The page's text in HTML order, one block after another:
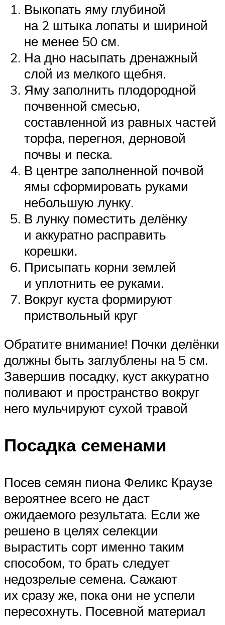
Выкопать яму глубиной
на 2 штыка лопаты и шириной
не менее 50 см.
На дно насыпать дренажный
слой из мелкого щебня.
Яму заполнить плодородной
почвенной смесью,
составленной из равных частей
торфа, перегноя, дерновой
почвы и песка.
В центре заполненной почвой
ямы сформировать руками
небольшую лунку.
В лунку поместить делёнку
и аккуратно расправить
корешки.
Присыпать корни землей
и уплотнить ее руками.
Вокруг куста формируют
приствольный круг
Обратите внимание! Почки делёнки
должны быть заглублены на 5 см.
Завершив посадку, куст аккуратно
поливают и пространство вокруг
него мульчируют сухой травой
Посадка семенами
Посев семян пиона Феликс Краузе
вероятнее всего не даст
ожидаемого результата. Если же
решено в целях селекции
вырастить сорт именно таким
способом, то брать следует
недозрелые семена. Сажают
их сразу же, пока они не успели
пересохнуть. Посевной материал